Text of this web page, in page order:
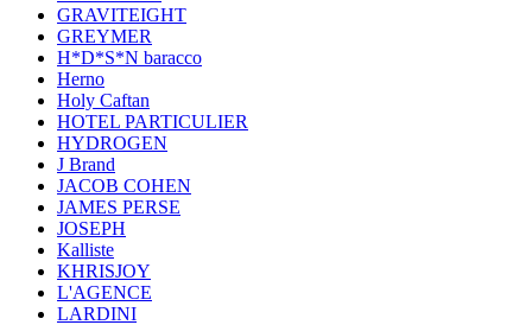
GRAVITEIGHT
GREYMER
H*D*S*N baracco
Herno
Holy Caftan
HOTEL PARTICULIER
HYDROGEN
J Brand
JACOB COHEN
JAMES PERSE
JOSEPH
Kalliste
KHRISJOY
L'AGENCE
LARDINI